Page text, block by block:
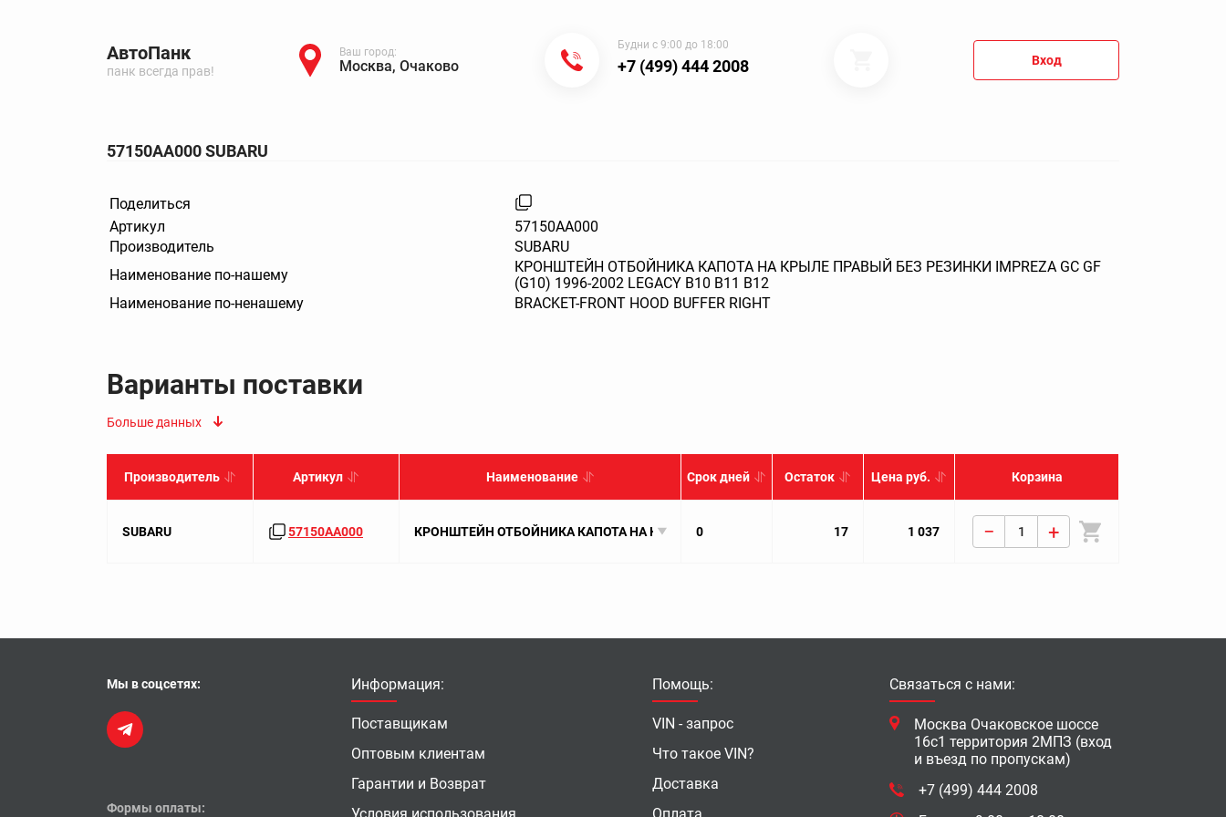
АвтоПанк
панк всегда прав!
Ваш город:
Москва, Очаково
Будни с 9:00 до 18:00
+7 (499) 444 2008 Вход
57150AA000 SUBARU
Поделиться
Артикул
57150AA000
Производитель
SUBARU
Наименование по-нашему
КРОНШТЕЙН ОТБОЙНИКА КАПОТА НА КРЫЛЕ ПРАВЫЙ БЕЗ РЕЗИНКИ IMPREZA GC GF
(G10) 1996-2002 LEGACY B10 B11 B12
Наименование по-ненашему
BRACKET-FRONT HOOD BUFFER RIGHT
Варианты поставки
Больше данных
Производитель Артикул Наименование Срок дней Остаток Цена руб. Корзина
SUBARU 57150AA000 КРОНШТЕЙН ОТБОЙНИКА КАПОТА НА КРЫЛЕ ПРАВЫЙ БЕЗ РЕЗИНКИ IMPREZA GC GF (G10) 1996-2002 LEGACY B10 B11 B12
0 17 1 037 − +
Мы в соцсетях:
Формы оплаты:
Информация:
Поставщикам
Оптовым клиентам
Гарантии и Возврат
Помощь:
VIN - запрос
Что такое VIN?
Доставка
Связаться с нами:
Москва Очаковское шоссе
16с1 территория 2МПЗ (вход
и въезд по пропускам)
+7 (499) 444 2008